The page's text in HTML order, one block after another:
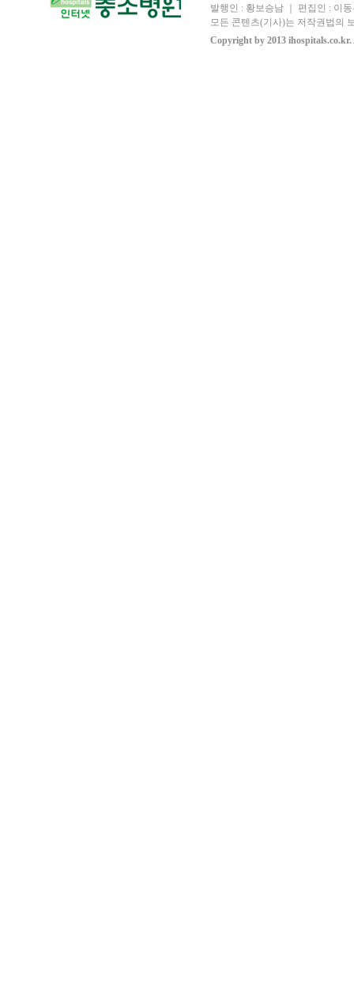
발행인 : 황보승남 ｜ 편집인 : 이
모든 콘텐츠(기사)는 저작권법의
Copyright by 2013 ihospitals.co.kr.